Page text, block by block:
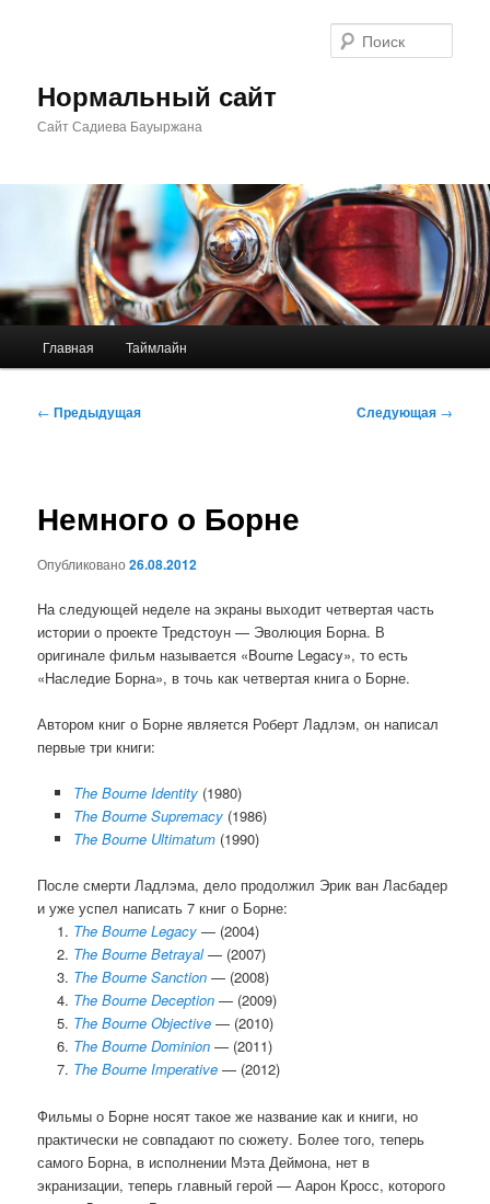
Нормальный сайт
Сайт Садиева Бауыржана
Главная Таймлайн
Навигация
← Предыдущая Следующая →
Немного о Борне
Опубликовано26.08.2012
На следующей неделе на экраны выходит четвертая часть
истории о проекте Тредстоун — Эволюция Борна. В
оригинале фильм называется «Bourne Legacy», то есть
«Наследие Борна», в точь как четвертая книга о Борне.
Автором книг о Борне является Роберт Ладлэм, он написал
первые три книги:
The Bourne Identity(1980)
The Bourne Supremacy(1986)
The Bourne Ultimatum(1990)
После смерти Ладлэма, дело продолжил Эрик ван Ласбадер
и уже успел написать 7 книг о Борне:
The Bourne Legacy— (2004)
The Bourne Betrayal— (2007)
The Bourne Sanction— (2008)
The Bourne Deception— (2009)
The Bourne Objective— (2010)
The Bourne Dominion— (2011)
The Bourne Imperative— (2012)
Фильмы о Борне носят такое же название как и книги, но
практически не совпадают по сюжету. Более того, теперь
самого Борна, в исполнении Мэта Деймона, нет в
экранизации, теперь главный герой — Аарон Кросс, которого